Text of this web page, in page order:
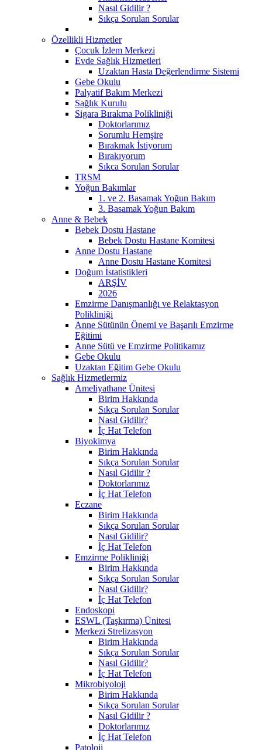
Nasıl Gidilir ?
Sıkça Sorulan Sorular
Özellikli Hizmetler
Çocuk İzlem Merkezi
Evde Sağlık Hizmetleri
Uzaktan Hasta Değerlendirme Sistemi
Gebe Okulu
Palyatif Bakım Merkezi
Sağlık Kurulu
Sigara Bırakma Polikliniği
Doktorlarımız
Sorumlu Hemşire
Bırakmak İstiyorum
Bırakıyorum
Sıkca Sorulan Sorular
TRSM
Yoğun Bakımlar
1. ve 2. Basamak Yoğun Bakım
3. Basamak Yoğun Bakım
Anne & Bebek
Bebek Dostu Hastane
Bebek Dostu Hastane Komitesi
Anne Dostu Hastane
Anne Dostu Hastane Komitesi
Doğum İstatistikleri
ARŞİV
2026
Emzirme Danışmanlığı ve Relaktasyon
Polikliniği
Anne Sütünün Önemi ve Başarılı Emzirme
Eğitimi
Anne Sütü ve Emzirme Politikamız
Gebe Okulu
Uzaktan Eğitim Gebe Okulu
Sağlık Hizmetlermiz
Ameliyathane Ünitesi
Birim Hakkında
Sıkça Sorulan Sorular
Nasıl Gidilir?
İç Hat Telefon
Biyokimya
Birim Hakkında
Sıkça Sorulan Sorular
Nasıl Gidilir ?
Doktorlarımız
İç Hat Telefon
Eczane
Birim Hakkında
Sıkça Sorulan Sorular
Nasıl Gidilir?
İç Hat Telefon
Emzirme Polikliniği
Birim Hakkında
Sıkça Sorulan Sorular
Nasıl Gidilir?
İç Hat Telefon
Endoskopi
ESWL (Taşkırma) Ünitesi
Merkezi Strelizasyon
Birim Hakkında
Sıkça Sorulan Sorular
Nasıl Gidilir?
İç Hat Telefon
Mikrobiyoloji
Birim Hakkında
Sıkça Sorulan Sorular
Nasıl Gidilir ?
Doktorlarımız
İç Hat Telefon
Patoloji